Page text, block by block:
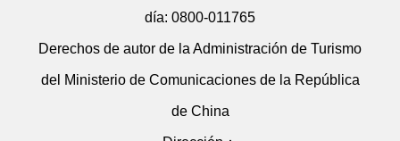
día: 0800-011765
Derechos de autor de la Administración de Turismo
del Ministerio de Comunicaciones de la República
de China